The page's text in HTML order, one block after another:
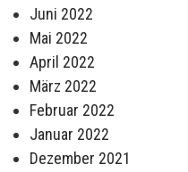
Juni 2022
Mai 2022
April 2022
März 2022
Februar 2022
Januar 2022
Dezember 2021